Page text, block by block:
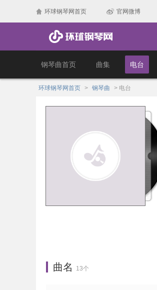
环球钢琴网首页 官网微博
钢琴曲首页 曲集 电台
环球钢琴网首页 > 钢琴曲 > 电台
曲名 13个